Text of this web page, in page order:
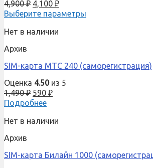
4,900₽ 4,100 ₽
Выберите параметры
Нет в наличии
Архив
SIM-карта МТС 240 (саморегистрация)
Оценка 4.50из 5
1,490₽ 590 ₽
Подробнее
Нет в наличии
Архив
SIM-карта Билайн 1000